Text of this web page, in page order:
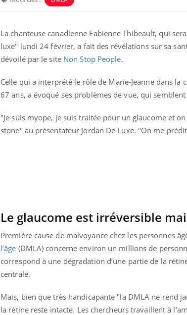
La chanteuse canadienne Fabienne Thibeault, qui
luxe" lundi 24 février, a fait des révélations sur sa
dévoilé par le site Non Stop People.
Celle qui a interprété le rôle de Marie-Jeanne dans la
67 ans, a évoqué ses problèmes de vue, qui
"Je suis myope, je suis traitée pour un glaucome et
stone" au présentateur Jordan De Luxe. "On me
Le glaucome est irréversible
Première cause de malvoyance chez les personnes
l’âge (DMLA) concerne environ un millions de
correspond à une dégradation d’une partie de la
centrale.
Mais, bien que très handicapante "la DMLA ne rend
la rétine reste intacte. Les chercheurs travaillent à
noyade grimpe-t-il ?
Le Viagra pourrait-il
finalement être bénéfique le